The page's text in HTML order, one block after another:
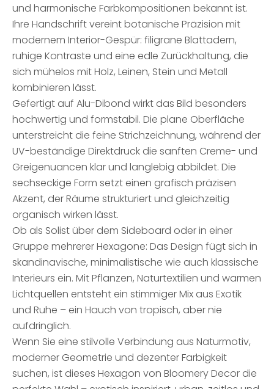
und harmonische Farbkompositionen bekannt ist.
Ihre Handschrift vereint botanische Präzision mit
modernem Interior-Gespür: filigrane Blattadern,
ruhige Kontraste und eine edle Zurückhaltung, die
sich mühelos mit Holz, Leinen, Stein und Metall
kombinieren lässt.
Gefertigt auf Alu-Dibond wirkt das Bild besonders
hochwertig und formstabil. Die plane Oberfläche
unterstreicht die feine Strichzeichnung, während der
UV-beständige Direktdruck die sanften Creme- und
Greigenuancen klar und langlebig abbildet. Die
sechseckige Form setzt einen grafisch präzisen
Akzent, der Räume strukturiert und gleichzeitig
organisch wirken lässt.
Ob als Solist über dem Sideboard oder in einer
Gruppe mehrerer Hexagone: Das Design fügt sich in
skandinavische, minimalistische wie auch klassische
Interieurs ein. Mit Pflanzen, Naturtextilien und warmen
Lichtquellen entsteht ein stimmiger Mix aus Exotik
und Ruhe – ein Hauch von tropisch, aber nie
aufdringlich.
Wenn Sie eine stilvolle Verbindung aus Naturmotiv,
moderner Geometrie und dezenter Farbigkeit
suchen, ist dieses Hexagon von Bloomery Decor die